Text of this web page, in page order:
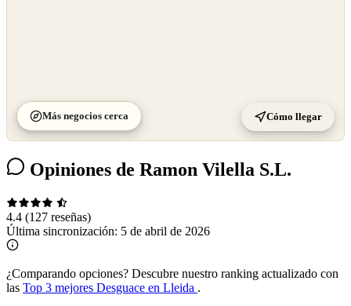
Más negocios cerca Cómo llegar
Opiniones de Ramon Vilella S.L.
4.4 (127 reseñas)
Última sincronización: 5 de abril de 2026
¿Comparando opciones? Descubre nuestro ranking actualizado con
las Top 3 mejores Desguace en Lleida .